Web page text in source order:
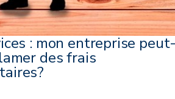
: mon entreprise
des frais